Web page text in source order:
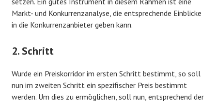
Markt- und Konkurrenzanalyse, die entsprechende Einblicke
in die Konkurrenzanbieter geben kann.
2. Schritt
Wurde ein Preiskorridor im ersten Schritt bestimmt, so soll
nun im zweiten Schritt ein spezifischer Preis bestimmt
werden. Um dies zu ermöglichen, soll nun, entsprechend der